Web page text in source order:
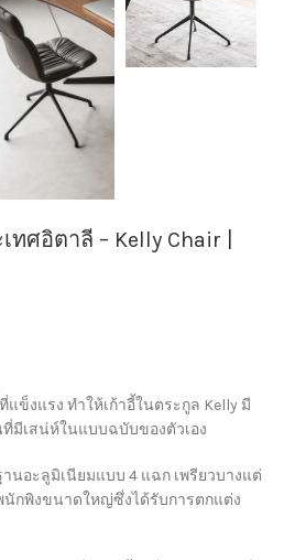
ทศอิตาลี – Kelly Chair |
ข็งแรง ทำให้เก้าอี้ในตระกูล Kelly มี
มีเสน่ห์ในแบบฉบับของตัวเอง
นอะลูมิเนียมแบบ 4 แฉก เพรียวบางแต่
นักพิงขนาดใหญ่ซึ่งได้รับการตกแต่ง